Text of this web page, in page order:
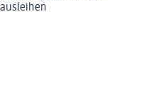
ausleihen